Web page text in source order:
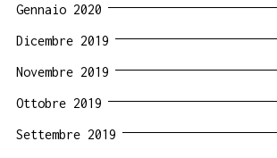
Gennaio 2020
Dicembre 2019
Novembre 2019
Ottobre 2019
Settembre 2019